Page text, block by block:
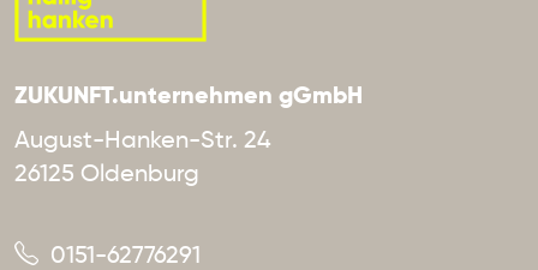
ZUKUNFT.unternehmen gGmbH
August-Hanken-Str. 24
26125 Oldenburg
0151-62776291